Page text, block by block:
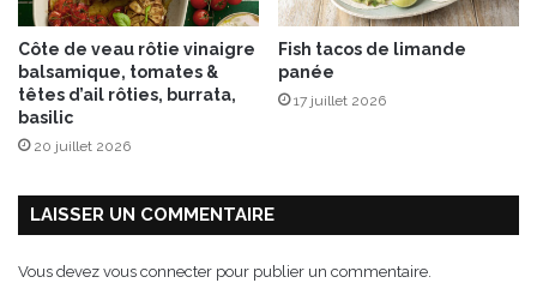
e
r
ô
t
i
à
v
n
é
e
Côte de veau rôtie vinaigre
balsamique, tomates &
têtes d’ail rôties, burrata,
basilic
20 juillet 2026
Fish tacos de limande
panée
17 juillet 2026
LAISSER UN COMMENTAIRE
Vous devez vous connecter pour publier un commentaire.